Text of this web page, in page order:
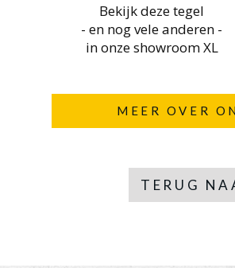
Bekijk deze tegel
- en nog vele anderen -
in onze showroom XL
MEER OVER
TERUG